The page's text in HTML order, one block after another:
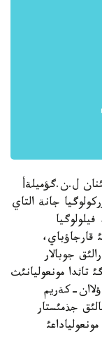
ل.ن.گؤميلةأ
جانة التاي
قارجاؤباي،
جوبالار
تاثدا مونعوليانئث
ؤلاان-كةريم
جذمئستار